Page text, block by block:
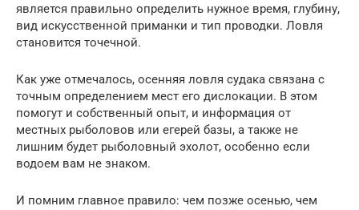
является правильно определить нужное время, глубину,
вид искусственной приманки и тип проводки. Ловля
становится точечной.
Как уже отмечалось, осенняя ловля судака связана с
точным определением мест его дислокации. В этом
помогут и собственный опыт, и информация от
местных рыболовов или егерей базы, а также не
лишним будет рыболовный эхолот, особенно если
водоем вам не знаком.
И помним главное правило: чем позже осенью, чем